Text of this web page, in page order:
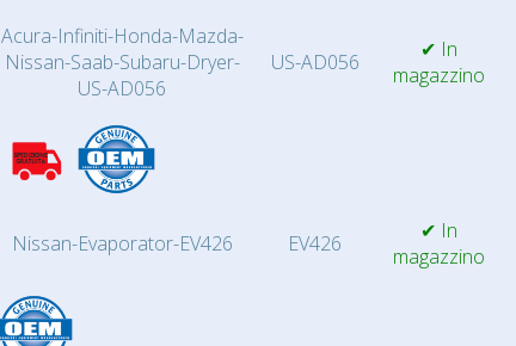
Acura-Infiniti-Honda-Mazda-
Nissan-Saab-Subaru-Dryer-
US-AD056
US-AD056
✔ In
magazzino
Nissan-Evaporator-EV426 EV426
✔ In
magazzino